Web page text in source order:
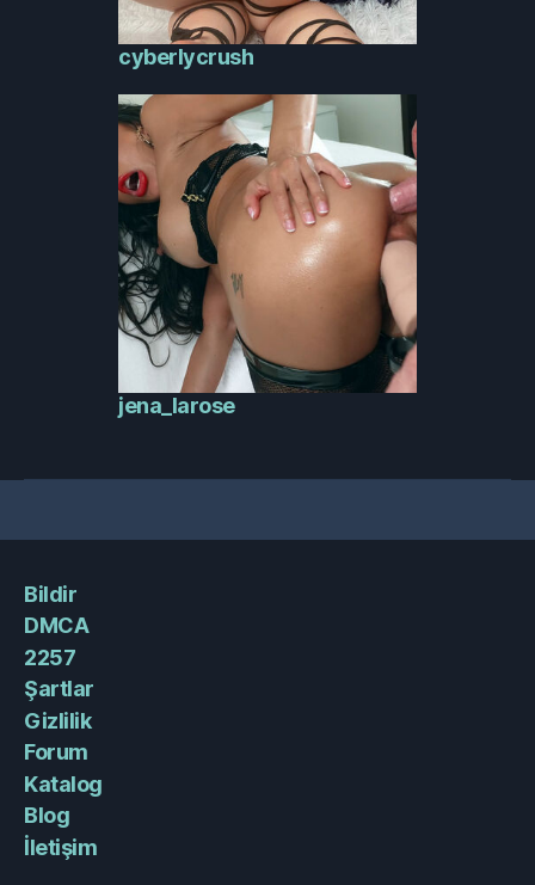
cyberlycrush
jena_larose
Bildir
DMCA
2257
Şartlar
Gizlilik
Forum
Katalog
Blog
İletişim